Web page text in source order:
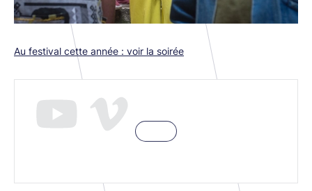
Au festival cette année : voir la soirée